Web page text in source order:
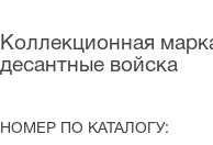
Коллекционная
десантные войска
НОМЕР ПО КАТАЛОГУ: